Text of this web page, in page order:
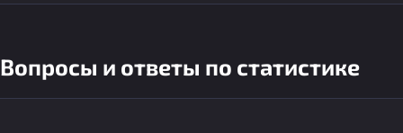
Вопросы и ответы по статистике